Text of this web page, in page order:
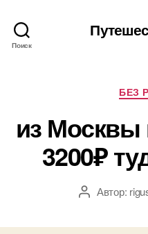
Поиск
БЕЗ
из Москвы
3200₽
АвторАвтор: